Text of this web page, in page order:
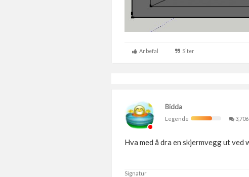
Anbefal Siter
Bidda
Legende
3,706
Hva med å dra en skjermvegg ut
Signatur